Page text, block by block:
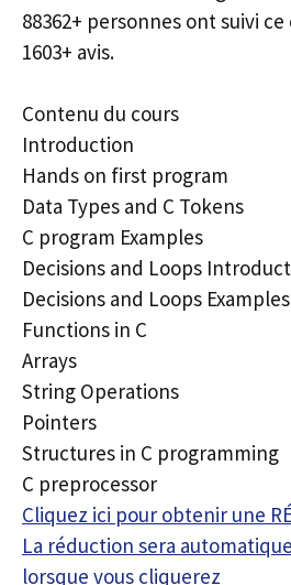
88362+ personnes ont suivi
1603+ avis.
Contenu du cours
Introduction
Hands on first program
Data Types and C Tokens
C program Examples
Decisions and Loops
Decisions and Loops Examples
Functions in C
Arrays
String Operations
Pointers
Structures in C programming
C preprocessor
Cliquez ici pour obtenir une
La réduction sera
lorsque vous cliquerez